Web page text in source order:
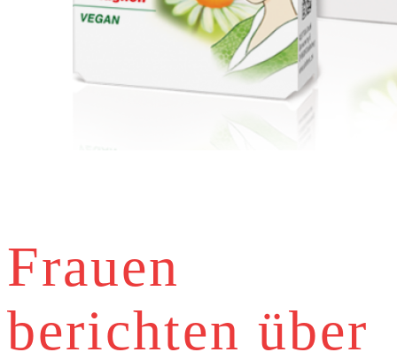
Frauen
berichten über